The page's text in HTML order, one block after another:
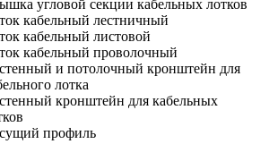
угловой секции кабельных лотков
кабельный лестничный
кабельный листовой
кабельный проволочный
и потолочный кронштейн для
лотка
кронштейн для кабельных
профиль